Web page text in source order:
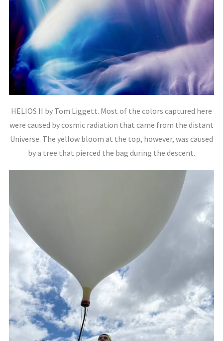
HELIOS II by Tom Liggett. Most of the colors captured here
were caused by cosmic radiation that came from the distant
Universe. The yellow bloom at the top, however, was caused
by a tree that pierced the bag during the descent.